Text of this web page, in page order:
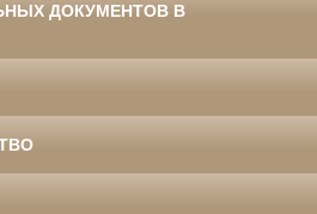
ДОКУМЕНТОВ В